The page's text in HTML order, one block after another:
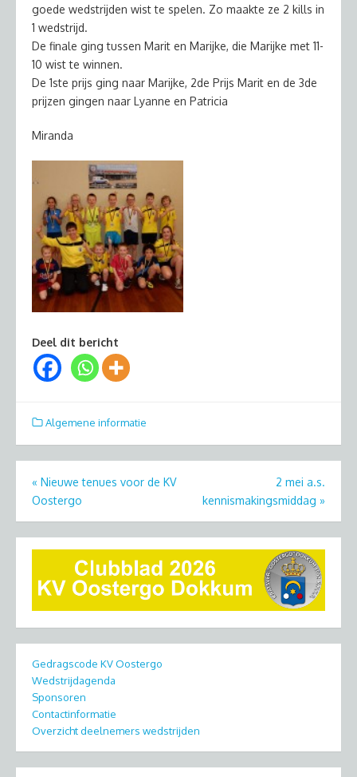
goede wedstrijden wist te spelen. Zo maakte ze 2 kills in
1 wedstrijd.
De finale ging tussen Marit en Marijke, die Marijke met 11-
10 wist te winnen.
De 1ste prijs ging naar Marijke, 2de Prijs Marit en de 3de
prijzen gingen naar Lyanne en Patricia
Miranda
Deel dit bericht
Algemene informatie
Bericht
navigatie
« Nieuwe tenues voor de KV
Oostergo
2 mei a.s.
kennismakingsmiddag »
Gedragscode KV Oostergo
Wedstrijdagenda
Sponsoren
Contactinformatie
Overzicht deelnemers wedstrijden